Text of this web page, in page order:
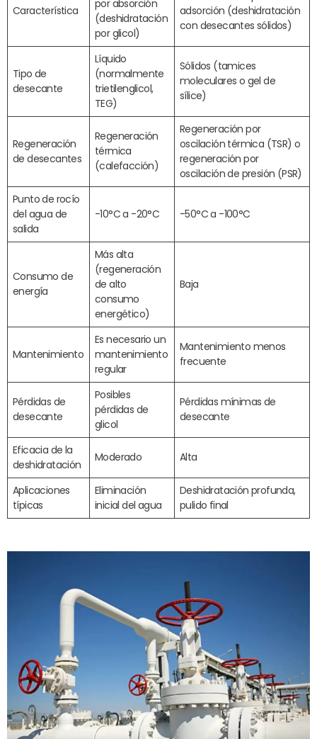
Característica
por absorción
(deshidratación
por glicol)
adsorción (deshidratación
con desecantes sólidos)
Tipo de
desecante
Líquido
(normalmente
trietilenglicol,
TEG)
Sólidos (tamices
moleculares o gel de
sílice)
Regeneración
de desecantes
Regeneración
térmica
(calefacción)
Regeneración por
oscilación térmica (TSR) o
regeneración por
oscilación de presión (PSR)
Punto de rocío
del agua de
salida
-10°C a -20°C -50°C a -100°C
Consumo de
energía
Más alta
(regeneración
de alto
consumo
energético)
Baja
Mantenimiento
Es necesario un
mantenimiento
regular
Mantenimiento menos
frecuente
Pérdidas de
desecante
Posibles
pérdidas de
glicol
Pérdidas mínimas de
desecante
Eficacia de la
deshidratación
Moderado Alta
Aplicaciones
típicas
Eliminación
inicial del agua
Deshidratación profunda,
pulido final